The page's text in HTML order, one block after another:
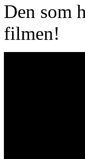
Den som
filmen!